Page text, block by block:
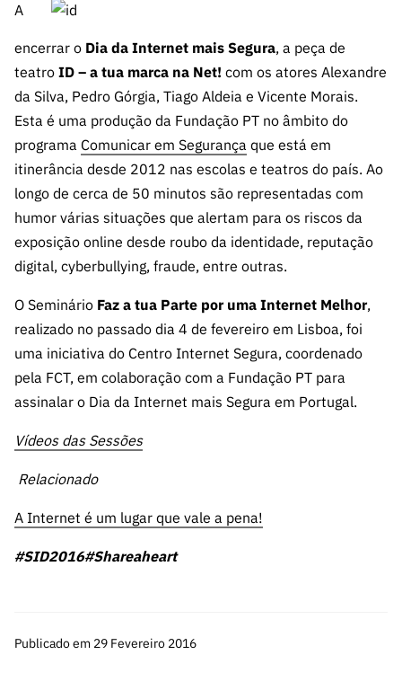
A
encerrar o Dia da Internet mais Segura, a peça de
teatro ID – a tua marca na Net! com os atores Alexandre
da Silva, Pedro Górgia, Tiago Aldeia e Vicente Morais.
Esta é uma produção da Fundação PT no âmbito do
programa Comunicar em Segurança que está em
itinerância desde 2012 nas escolas e teatros do país. Ao
longo de cerca de 50 minutos são representadas com
humor várias situações que alertam para os riscos da
exposição online desde roubo da identidade, reputação
digital, cyberbullying, fraude, entre outras.
O Seminário Faz a tua Parte por uma Internet Melhor,
realizado no passado dia 4 de fevereiro em Lisboa, foi
uma iniciativa do Centro Internet Segura, coordenado
pela FCT, em colaboração com a Fundação PT para
assinalar o Dia da Internet mais Segura em Portugal.
Vídeos das Sessões
Relacionado
A Internet é um lugar que vale a pena!
#SID2016#Shareaheart
Publicado em 29 Fevereiro 2016